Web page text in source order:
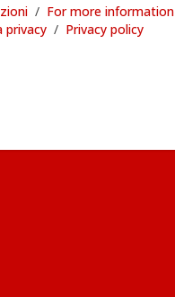
/ For more information
privacy / Privacy policy